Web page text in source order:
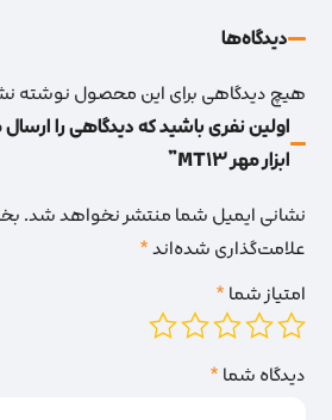
دیدگاه‌‌ها
هیچ دیدگاهی برای این محصول نوشته
اولین نفری باشید که دیدگاهی را
ابزار مهر MT13”
نشانی ایمیل شما منتشر نخواهد شد.
علامت‌گذاری شده‌اند*
امتیاز شما*
دیدگاه شما*